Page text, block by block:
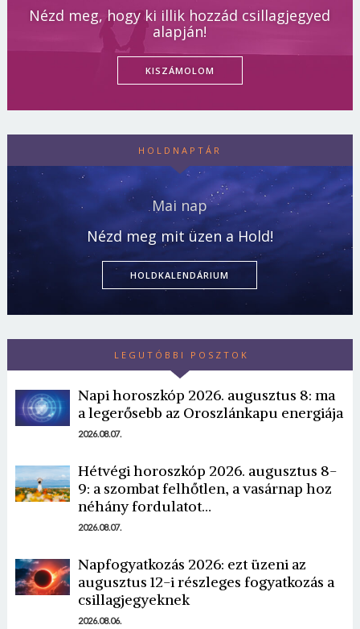
Nézd meg, hogy ki illik hozzád csillagjegyed
alapján!
KISZÁMOLOM
HOLDNAPTÁR
Mai nap
Nézd meg mit üzen a Hold!
HOLDKALENDÁRIUM
LEGUTÓBBI POSZTOK
Napi horoszkóp 2026. augusztus 8: ma
a legerősebb az Oroszlánkapu energiája
2026.08.07.
Hétvégi horoszkóp 2026. augusztus 8-
9: a szombat felhőtlen, a vasárnap hoz
néhány fordulatot…
2026.08.07.
Napfogyatkozás 2026: ezt üzeni az
augusztus 12-i részleges fogyatkozás a
csillagjegyeknek
2026.08.06.
Borsonline bejelentkezés
E-mail cím vagy felhasználónév
Jelszó
Mégse